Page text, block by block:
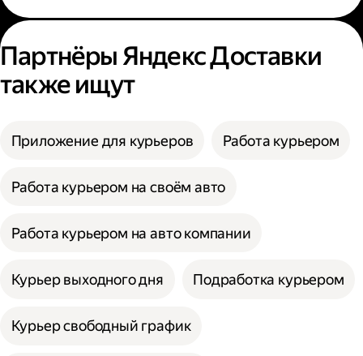
Партнёры Яндекс Доставки
также ищут
Приложение для курьеров Работа курьером
Работа курьером на своём авто
Работа курьером на авто компании
Курьер выходного дня Подработка курьером
Курьер свободный график